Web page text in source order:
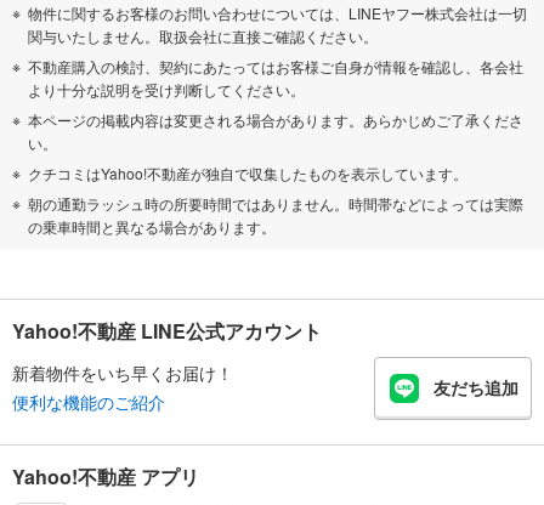
物件に関するお客様のお問い合わせについては、LINEヤフー株式会社は一切
関与いたしません。取扱会社に直接ご確認ください。
不動産購入の検討、契約にあたってはお客様ご自身が情報を確認し、各会社
より十分な説明を受け判断してください。
本ページの掲載内容は変更される場合があります。あらかじめご了承くださ
い。
クチコミはYahoo!不動産が独自で収集したものを表示しています。
朝の通勤ラッシュ時の所要時間ではありません。時間帯などによっては実際
の乗車時間と異なる場合があります。
Yahoo!不動産 LINE公式アカウント
新着物件をいち早くお届け！
便利な機能のご紹介
友だち追加
Yahoo!不動産 アプリ